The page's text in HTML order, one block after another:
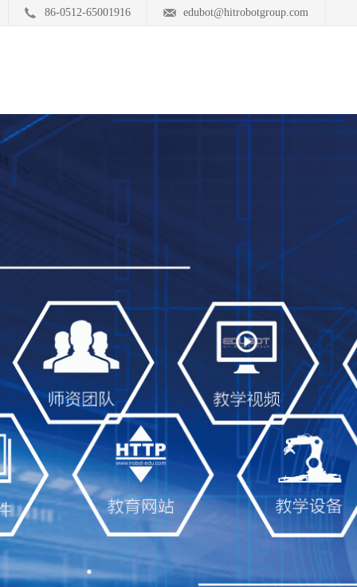
86-0512-65001916 edubot@hitrobotgroup.com